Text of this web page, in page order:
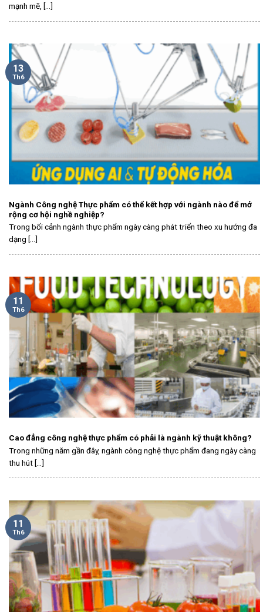
mạnh mẽ, [...]
Ngành Công nghệ Thực phẩm có thể kết hợp với ngành nào để mở
rộng cơ hội nghề nghiệp?
Trong bối cảnh ngành thực phẩm ngày càng phát triển theo xu hướng đa
dạng [...]
13
Th6
Cao đẳng công nghệ thực phẩm có phải là ngành kỹ thuật không?
Trong những năm gần đây, ngành công nghệ thực phẩm đang ngày càng
thu hút [...]
11
Th6
11
Th6